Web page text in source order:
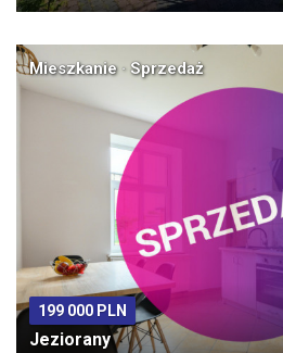
Mieszkanie · Sprzedaż
199 000 PLN
Jeziorany